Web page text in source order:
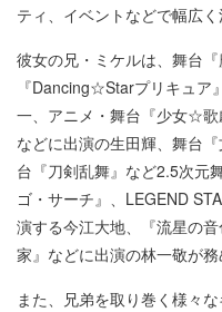
ティ、イベントなどで幅広く
彼女の兄・ミケルは、舞台
『Dancing☆Starプリキュア
一、アニメ・舞台『少女☆
などに出演の生田輝、舞台
台『刀剣乱舞』など2.5次元
ゴ・サーチ』、LEGEND
演する今江大地、『流星の
家』などに出演の林一敬が務
また、兄弟を取り巻く様々